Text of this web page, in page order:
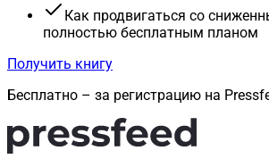
Как продвигаться со
полностью бесплатным планом
Получить книгу
Бесплатно – за регистрацию на